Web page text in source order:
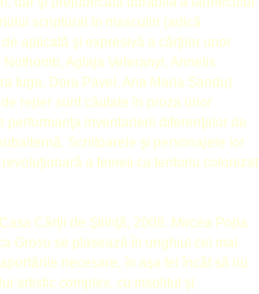
scriptural în masculin (adică
aplicată şi expresivă a cărţilor unor
Aglaja Veteranyi, Annelis
Iuga, Dora Pavel, Ana Maria Sandu)
reper sunt căutate în proza unor
performanţa inventarierii diferenţelor de
Scriitoarele şi personajele lor
a femeii ca teritoriu colonizat
Cărţii de Ştiinţă, 2008. Mircea Popa
Grosu se plasează în unghiul cel mai
necesare, în aşa fel încât să nu
artistic complex, cu insolitul şi